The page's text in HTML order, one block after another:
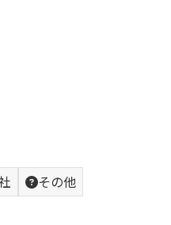
その他